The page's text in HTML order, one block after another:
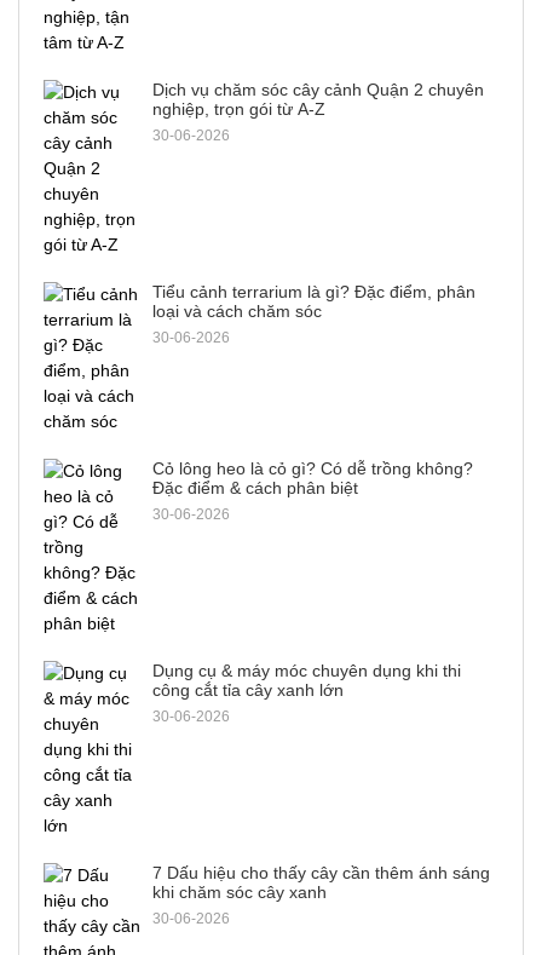
Dịch vụ chăm sóc cây cảnh Quận 2 chuyên
nghiệp, trọn gói từ A-Z
30-06-2026
Tiểu cảnh terrarium là gì? Đặc điểm, phân
loại và cách chăm sóc
30-06-2026
Cỏ lông heo là cỏ gì? Có dễ trồng không?
Đặc điểm & cách phân biệt
30-06-2026
Dụng cụ & máy móc chuyên dụng khi thi
công cắt tỉa cây xanh lớn
30-06-2026
7 Dấu hiệu cho thấy cây cần thêm ánh sáng
khi chăm sóc cây xanh
30-06-2026